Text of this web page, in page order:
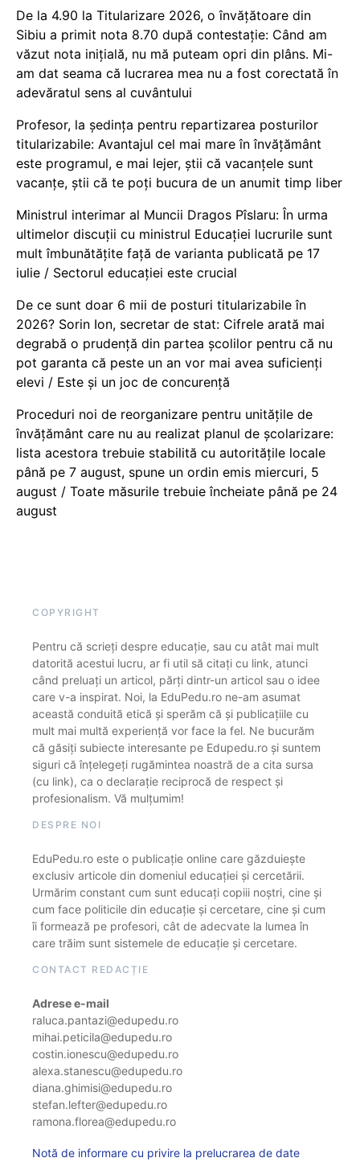
De la 4.90 la Titularizare 2026, o învățătoare din
Sibiu a primit nota 8.70 după contestație: Când am
văzut nota inițială, nu mă puteam opri din plâns. Mi-
am dat seama că lucrarea mea nu a fost corectată în
adevăratul sens al cuvântului
Profesor, la ședința pentru repartizarea posturilor
titularizabile: Avantajul cel mai mare în învățământ
este programul, e mai lejer, știi că vacanțele sunt
vacanţe, știi că te poți bucura de un anumit timp liber
Ministrul interimar al Muncii Dragos Pîslaru: În urma
ultimelor discuții cu ministrul Educației lucrurile sunt
mult îmbunătățite față de varianta publicată pe 17
iulie / Sectorul educației este crucial
De ce sunt doar 6 mii de posturi titularizabile în
2026? Sorin Ion, secretar de stat: Cifrele arată mai
degrabă o prudență din partea școlilor pentru că nu
pot garanta că peste un an vor mai avea suficienți
elevi / Este și un joc de concurență
Proceduri noi de reorganizare pentru unitățile de
învățământ care nu au realizat planul de școlarizare:
lista acestora trebuie stabilită cu autoritățile locale
până pe 7 august, spune un ordin emis miercuri, 5
august / Toate măsurile trebuie încheiate până pe 24
august
COPYRIGHT
Pentru că scrieți despre educație, sau cu atât mai mult
datorită acestui lucru, ar fi util să citați cu link, atunci
când preluați un articol, părți dintr-un articol sau o idee
care v-a inspirat. Noi, la EduPedu.ro ne-am asumat
această conduită etică și sperăm că și publicațiile cu
mult mai multă experiență vor face la fel. Ne bucurăm
că găsiți subiecte interesante pe Edupedu.ro și suntem
siguri că înțelegeți rugămintea noastră de a cita sursa
(cu link), ca o declarație reciprocă de respect și
profesionalism. Vă mulțumim!
DESPRE NOI
EduPedu.ro este o publicație online care găzduiește
exclusiv articole din domeniul educației și cercetării.
Urmărim constant cum sunt educați copiii noștri, cine și
cum face politicile din educație și cercetare, cine și cum
îi formează pe profesori, cât de adecvate la lumea în
care trăim sunt sistemele de educație și cercetare.
CONTACT REDACȚIE
Adrese e-mail
raluca.pantazi@edupedu.ro
mihai.peticila@edupedu.ro
costin.ionescu@edupedu.ro
alexa.stanescu@edupedu.ro
diana.ghimisi@edupedu.ro
stefan.lefter@edupedu.ro
ramona.florea@edupedu.ro
Notă de informare cu privire la prelucrarea de date